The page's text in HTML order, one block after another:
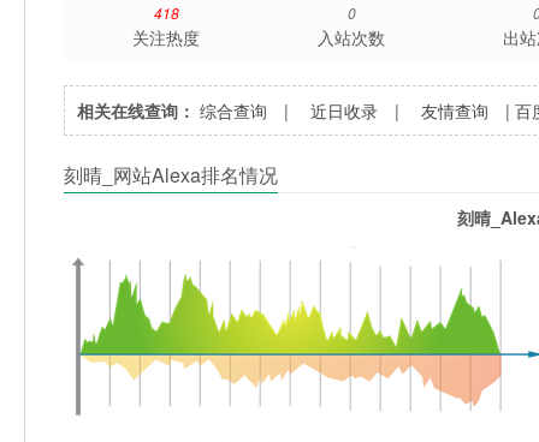
418
关注热度
0
入站次数 出
相关在线查询： 综合查询 |近日收录 |友情查询 |百
刻晴_网站Alexa排名情况
刻晴